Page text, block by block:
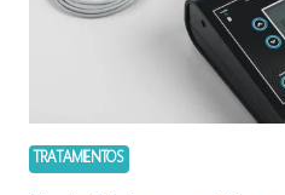
TRATAMIENTOS